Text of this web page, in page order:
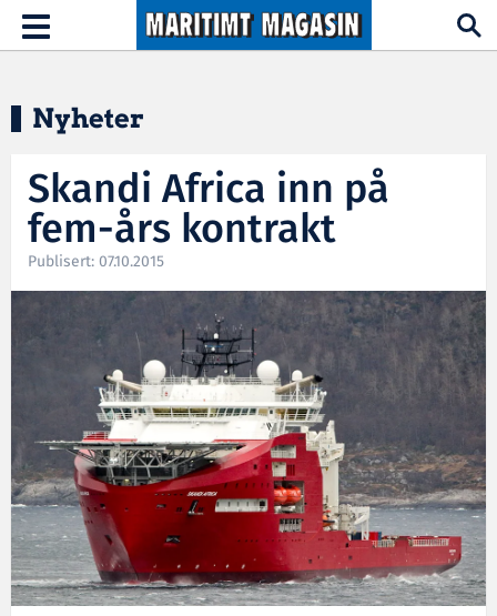
Hopp til hovedinnhold
Toggle
navigation
Nyheter
Skandi Africa inn på
fem-års kontrakt
Publisert: 07.10.2015